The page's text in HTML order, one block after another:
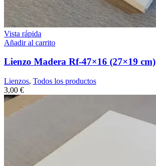
Vista rápida
Añadir al carrito
Lienzo Madera Rf-47×16 (27×19 cm)
Lienzos, Todos los productos
3,00 €